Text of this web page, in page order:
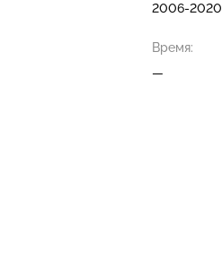
2006-2020
Время:
—